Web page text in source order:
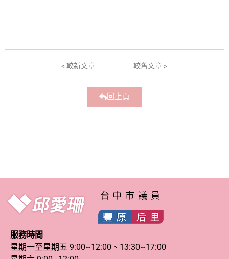
< 較新文章 較舊文章 >
回上頁
台中市議員
服務時間
星期一至星期五 9:00~12:00、13:30~17:00